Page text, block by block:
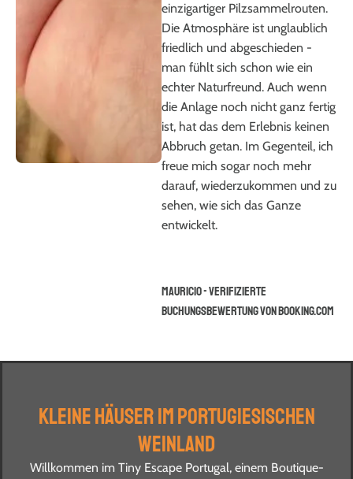
einzigartiger Pilzsammelrouten.
Die Atmosphäre ist unglaublich
friedlich und abgeschieden -
man fühlt sich schon wie ein
echter Naturfreund. Auch wenn
die Anlage noch nicht ganz fertig
ist, hat das dem Erlebnis keinen
Abbruch getan. Im Gegenteil, ich
freue mich sogar noch mehr
darauf, wiederzukommen und zu
sehen, wie sich das Ganze
entwickelt.
Mauricio - Verifizierte
Buchungsbewertung von booking.com
Kleine Häuser im portugiesischen
Weinland
Willkommen im Tiny Escape Portugal, einem Boutique-